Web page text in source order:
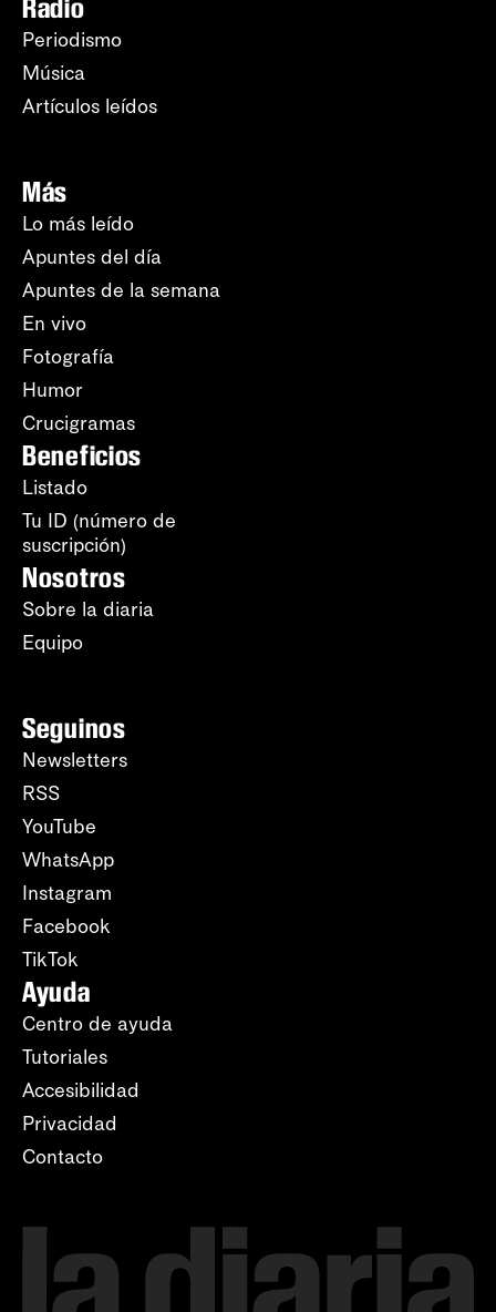
Radio
Periodismo
Música
Artículos leídos
Más
Lo más leído
Apuntes del día
Apuntes de la semana
En vivo
Fotografía
Humor
Crucigramas
Beneficios
Listado
Tu ID (número de
suscripción)
Nosotros
Sobre la diaria
Equipo
Seguinos
Newsletters
RSS
YouTube
WhatsApp
Instagram
Facebook
TikTok
Ayuda
Centro de ayuda
Tutoriales
Accesibilidad
Privacidad
Contacto